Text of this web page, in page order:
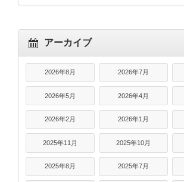
アーカイブ
2026年8月 2026年7月
2026年5月 2026年4月
2026年2月 2026年1月
2025年11月 2025年10月
2025年8月 2025年7月